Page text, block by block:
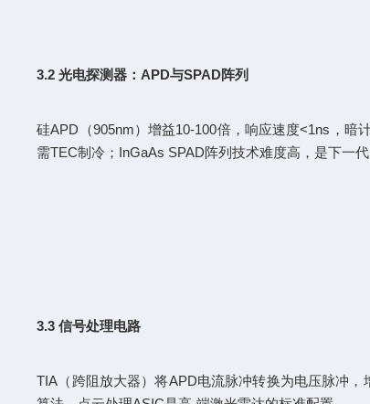
3.2 光电探测器：APD与SPAD阵列
硅APD（905nm）增益10-100倍，响应速度<1ns，暗
需TEC制冷；InGaAs SPAD阵列技术难度高，是下一
3.3 信号处理电路
TIA（跨阻放大器）将APD电流脉冲转换为电压脉冲